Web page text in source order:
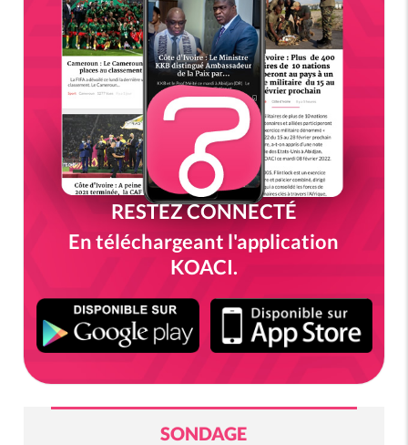
RESTEZ CONNECTÉ
En téléchargeant l'application
KOACI.
SONDAGE